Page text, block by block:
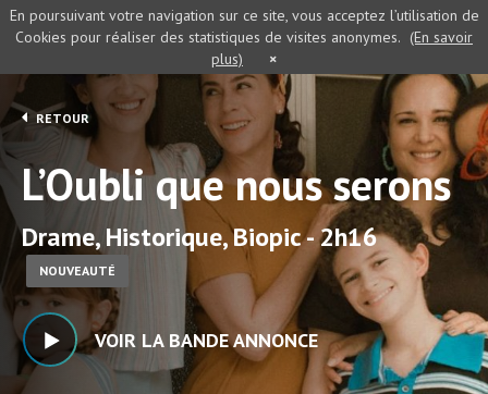
RETOUR
L’Oubli que nous serons
Drame, Historique, Biopic - 2h16
NOUVEAUTÉ
VOIR LA BANDE ANNONCE
En poursuivant votre navigation sur ce site, vous acceptez l’utilisation de
Cookies pour réaliser des statistiques de visites anonymes. (En savoir
plus)
×